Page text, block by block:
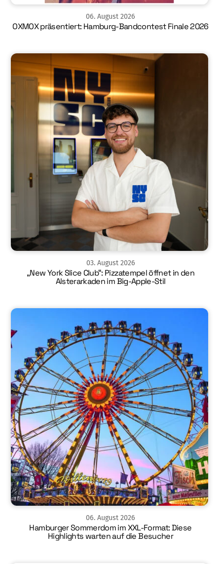
06. August 2026
OXMOX präsentiert: Hamburg-Bandcontest Finale 2026
03. August 2026
„New York Slice Club“: Pizzatempel öffnet in den
Alsterarkaden im Big-Apple-Stil
06. August 2026
Hamburger Sommerdom im XXL-Format: Diese
Highlights warten auf die Besucher